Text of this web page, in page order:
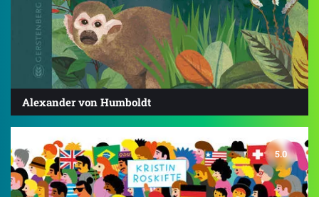
Alexander von Humboldt
5.0